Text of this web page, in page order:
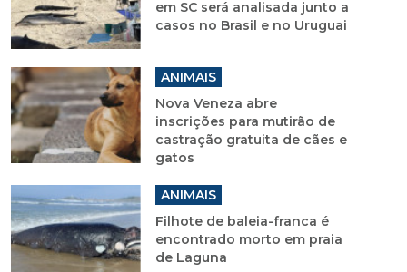
em SC será analisada junto a
casos no Brasil e no Uruguai
ANIMAIS
Nova Veneza abre
inscrições para mutirão de
castração gratuita de cães e
gatos
ANIMAIS
Filhote de baleia-franca é
encontrado morto em praia
de Laguna